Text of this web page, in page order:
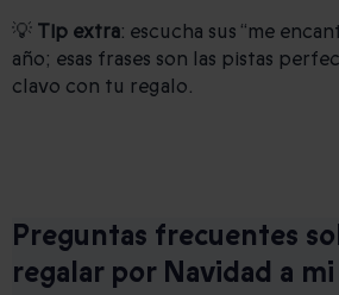
💡 Tip extra: escucha sus “me
año; esas frases son las pistas
clavo con tu regalo.
Preguntas frecuentes
regalar por Navidad a